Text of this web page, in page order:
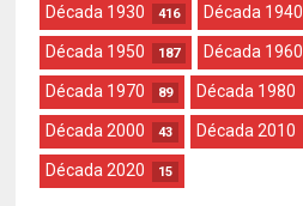
Década 1930 416 Década 1940
Década 1950 187 Década 1960
Década 1970 89 Década 1980
Década 2000 43 Década 2010
Década 2020 15